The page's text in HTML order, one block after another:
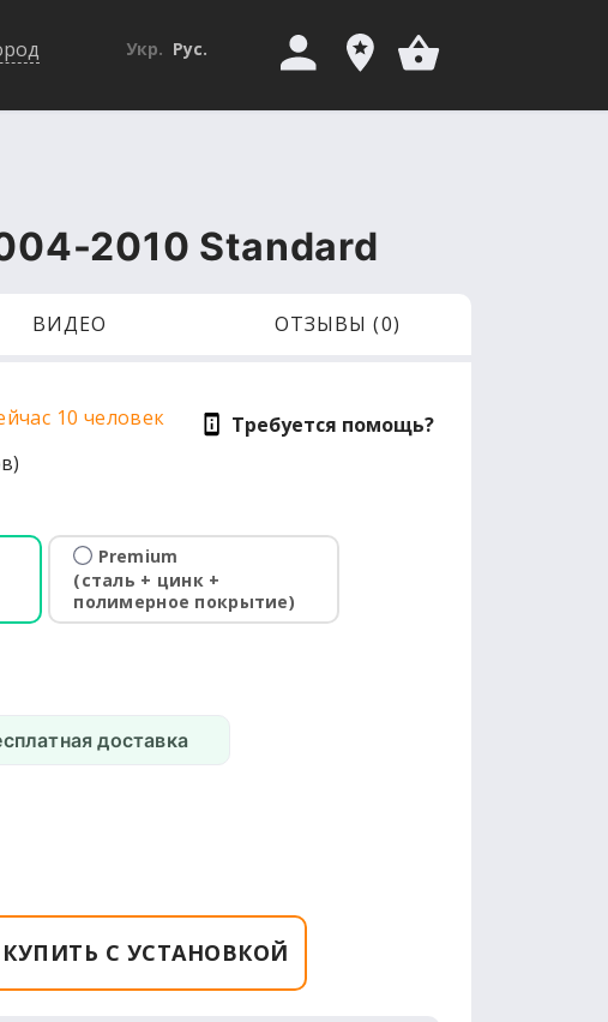
Укр. Рус.
2010 Standard
ВИДЕО ОТЗЫВЫ (0)
10 человек
Требуется помощь?
Premium
(сталь + цинк +
полимерное покрытие)
доставка
КУПИТЬ С УСТАНОВКОЙ